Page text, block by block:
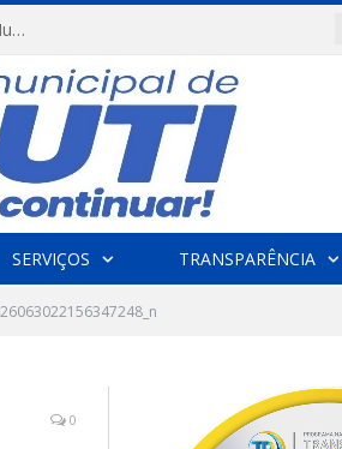
FESTRIBAL 2026 – No Coração da Amazônia. Apresentação da Munduruku.
SERVIÇOS TRANSPARÊNCIA
0